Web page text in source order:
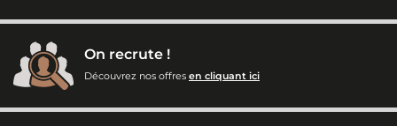
On recrute !
Découvrez nos offres en cliquant ici